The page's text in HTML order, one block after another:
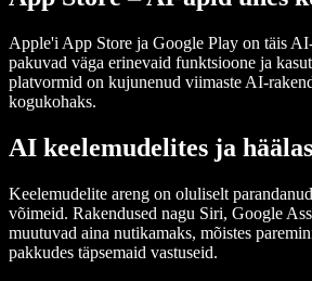
Apple'i App Store ja Google Play on täis
pakuvad väga erinevaid funktsioone ja
platvormid on kujunenud viimaste AI-
kogukohaks.
AI keelemudelites ja
Keelemudelite areng on oluliselt
võimeid. Rakendused nagu Siri, Google
muutuvad aina nutikamaks, mõistes
pakkudes täpsemaid vastuseid.